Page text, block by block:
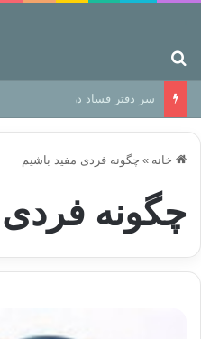
سر دفتر فساد در زمین‌، دوری
خانه » چگونه فردی مفید باشیم
چگونه فردی